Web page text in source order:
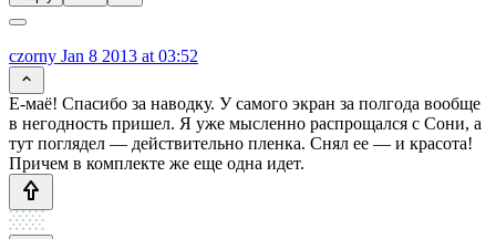
czorny Jan 8 2013 at 03:52
Е-маё! Спасибо за наводку. У самого экран за полгода вообще
в негодность пришел. Я уже мысленно распрощался с Сони, а
тут поглядел — действительно пленка. Снял ее — и красота!
Причем в комплекте же еще одна идет.